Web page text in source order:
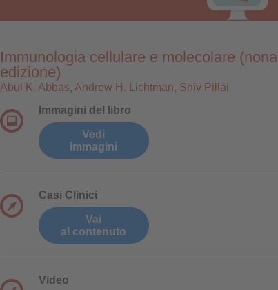
Immunologia cellulare e molecolare (nona
edizione)
Abul K. Abbas, Andrew H. Lichtman, Shiv Pillai
Immagini del libro
Vedi
immagini
Casi Clinici
Vai
al contenuto
Video